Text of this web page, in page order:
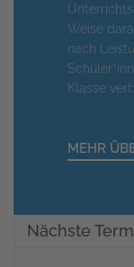
Weise
nach
Klasse
MEHR
Nächste